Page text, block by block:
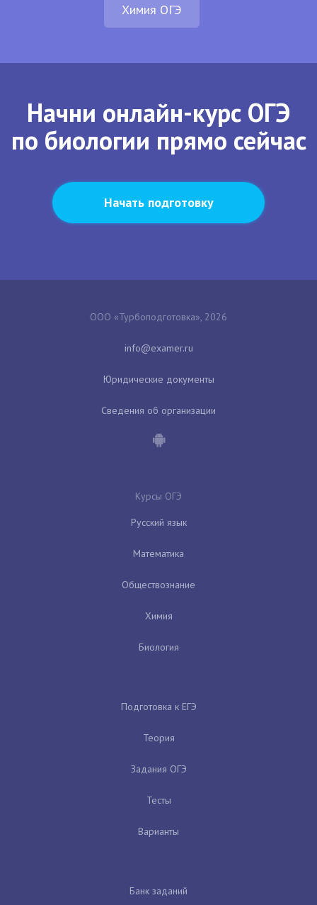
Химия ОГЭ
Начни онлайн-курс ОГЭ
по биологии прямо сейчас
Начать подготовку
ООО «Турбоподготовка», 2026
Юридические документы
Сведения об организации
Курсы ОГЭ
Русский язык
Математика
Обществознание
Химия
Биология
Подготовка к ЕГЭ
Теория
Задания ОГЭ
Тесты
Варианты
Банк заданий